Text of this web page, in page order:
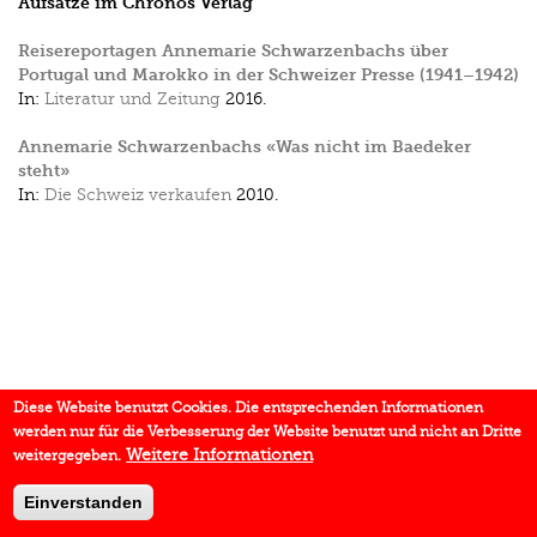
Reisereportagen Annemarie Schwarzenbachs über
Portugal und Marokko in der Schweizer Presse (1941–1942)
In: Literatur und Zeitung 2016.
Annemarie Schwarzenbachs «Was nicht im Baedeker
steht»
In: Die Schweiz verkaufen 2010.
Diese Website benutzt Cookies. Die entsprechenden Informationen
werden nur für die Verbesserung der Website benutzt und nicht an Dritte
weitergegeben. Weitere Informationen
Einverstanden